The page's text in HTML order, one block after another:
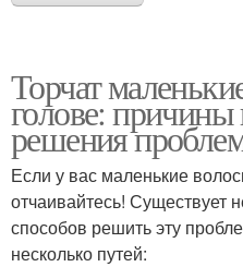
Торчат
голове:
решения
Если у вас маленькие
отчаивайтесь! Существует
способов решить эту
несколько путей: